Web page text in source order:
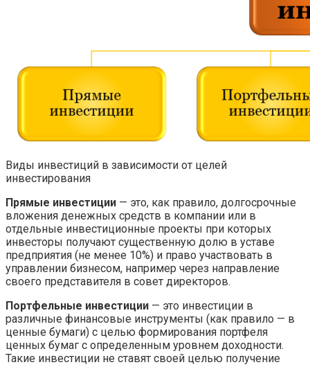
Виды инвестиций в зависимости от целей
инвестирования
Прямые инвестиции — это, как правило, долгосрочные
вложения денежных средств в компании или в
отдельные инвестиционные проекты при которых
инвесторы получают существенную долю в уставе
предприятия (не менее 10%) и право участвовать в
управлении бизнесом, например через направление
своего представителя в совет директоров.
Портфельные инвестиции — это инвестиции в
различные финансовые инструменты (как правило — в
ценные бумаги) с целью формирования портфеля
ценных бумаг с определенным уровнем доходности.
Такие инвестиции не ставят своей целью получение